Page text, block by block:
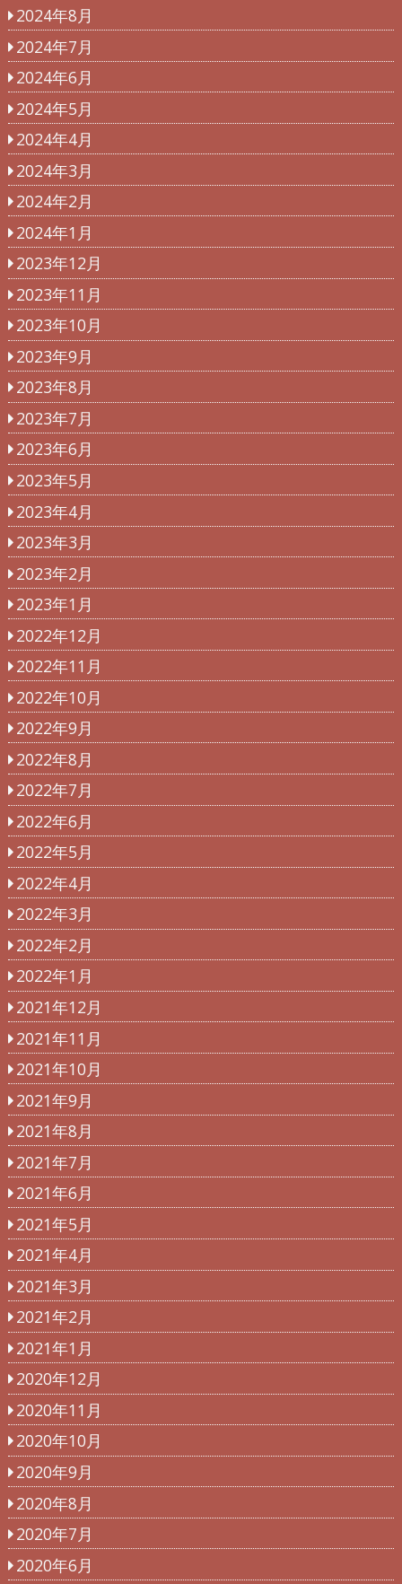
2024年8月
2024年7月
2024年6月
2024年5月
2024年4月
2024年3月
2024年2月
2024年1月
2023年12月
2023年11月
2023年10月
2023年9月
2023年8月
2023年7月
2023年6月
2023年5月
2023年4月
2023年3月
2023年2月
2023年1月
2022年12月
2022年11月
2022年10月
2022年9月
2022年8月
2022年7月
2022年6月
2022年5月
2022年4月
2022年3月
2022年2月
2022年1月
2021年12月
2021年11月
2021年10月
2021年9月
2021年8月
2021年7月
2021年6月
2021年5月
2021年4月
2021年3月
2021年2月
2021年1月
2020年12月
2020年11月
2020年10月
2020年9月
2020年8月
2020年7月
2020年6月